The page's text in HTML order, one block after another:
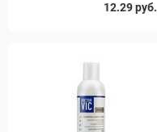
12.29 руб.